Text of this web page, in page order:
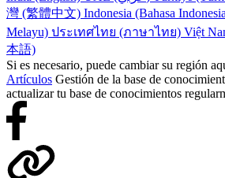
灣 (繁體中文) Indonesia (Bahasa
Melayu) ประเทศไทย (ภาษาไทย) Việt
本語)
Si es necesario, puede cambiar su región
Artículos Gestión de la base de
actualizar tu base de conocimientos